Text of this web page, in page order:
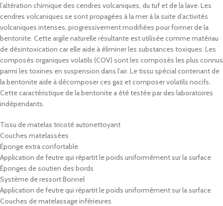
l’altération chimique des cendres volcaniques, du tuf et de la lave. Les
cendres volcaniques se sont propagées à la mer à la suite d’activités
volcaniques intenses, progressivement modifiées pour former de la
bentonite. Cette argile naturelle résultante est utilisée comme matériau
de désintoxication car elle aide à éliminer les substances toxiques. Les
composés organiques volatils (COV) sont les composés les plus connus
parmi les toxines en suspension dans l’air. Le tissu spécial contenant de
la bentonite aide à décomposer ces gaz et composer volatils nocifs.
Cette caractéristique de la bentonite a été testée par des laboratoires
indépendants.
Tissu de matelas tricoté autonettoyant
Couches matelassées
Éponge extra confortable
Application de feutre qui répartit le poids uniformément sur la surface
Éponges de soutien des bords
Système de ressort Bonnel
Application de feutre qui répartit le poids uniformément sur la surface
Couches de matelassage inférieures